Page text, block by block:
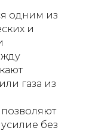
одним из
и
газа из
без